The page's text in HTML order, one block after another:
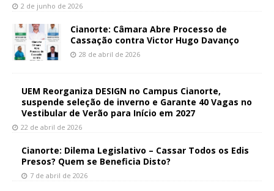
2 de junho de 2026
Cianorte: Câmara Abre Processo de
Cassação contra Victor Hugo Davanço
28 de abril de 2026
UEM Reorganiza DESIGN no Campus Cianorte,
suspende seleção de inverno e Garante 40 Vagas no
Vestibular de Verão para Início em 2027
22 de abril de 2026
Cianorte: Dilema Legislativo – Cassar Todos os Edis
Presos? Quem se Beneficia Disto?
7 de abril de 2026